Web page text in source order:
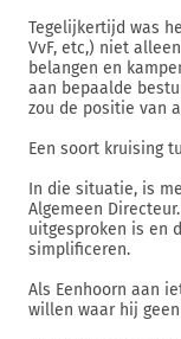
Tegelijkertijd was
VvF, etc,) niet
belangen en
aan bepaalde
zou de positie van
Een soort kruising
In die situatie, is
Algemeen
uitgesproken is en
simplificeren.
Als Eenhoorn aan
willen waar hij